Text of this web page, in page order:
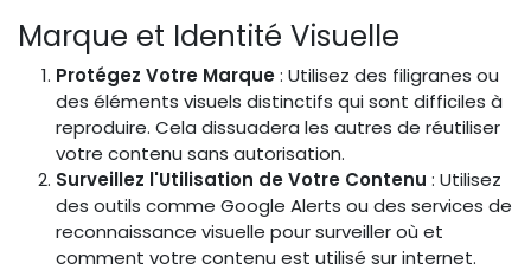
Marque et Identité Visuelle
Protégez Votre Marque: Utilisez des filigranes ou
des éléments visuels distinctifs qui sont difficiles à
reproduire. Cela dissuadera les autres de réutiliser
votre contenu sans autorisation.
Surveillez l'Utilisation de Votre Contenu : Utilisez
des outils comme Google Alerts ou des services de
reconnaissance visuelle pour surveiller où et
comment votre contenu est utilisé sur internet.